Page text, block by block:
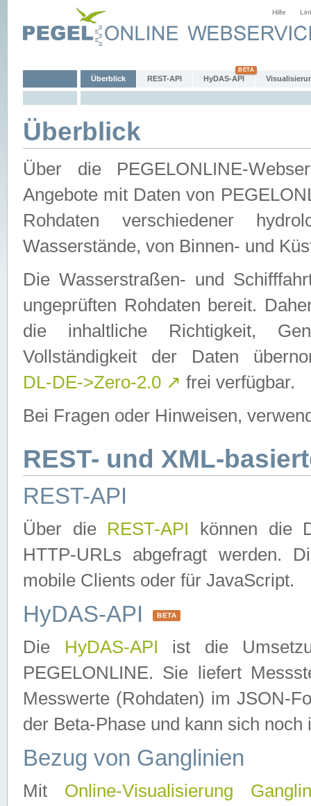
Hilfe
Überblick REST-API HyDAS-API
Überblick
Über die PEGELONLINE-
Angebote mit Daten von
Rohdaten verschiedener
Wasserstände, von Binnen- und
Die Wasserstraßen- und
ungeprüften Rohdaten bereit.
die inhaltliche Richtigkeit,
Vollständigkeit der Daten
DL-DE->Zero-2.0 ↗ frei verfügbar.
Bei Fragen oder Hinweisen,
REST- und XML-
REST-API
Über die REST-API können die
HTTP-URLs abgefragt werden.
mobile Clients oder für JavaScript.
HyDAS-API BETA
Die HyDAS-API ist die
PEGELONLINE. Sie liefert
Messwerte (Rohdaten) im JSON-
der Beta-Phase und kann sich noch
Bezug von Ganglinien
Mit Online-Visualisierung